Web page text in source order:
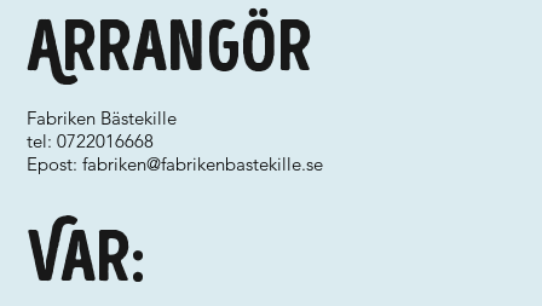
Var:
Arrangör
Fabriken Bästekille
tel: 0722016668
Epost:fabriken@fabrikenbastekille.se